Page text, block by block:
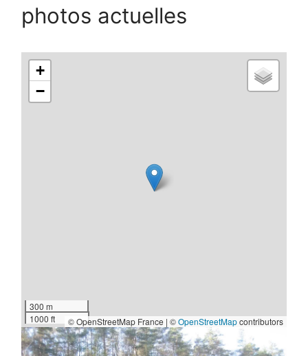
photos actuelles
+
−
300 m
1000 ft
© OpenStreetMap France | ©OpenStreetMapcontributors